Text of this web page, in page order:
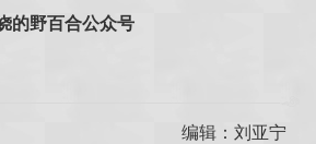
的野百合公众号
编辑：刘亚宁